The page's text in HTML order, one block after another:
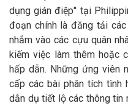
dụng gián điệp" tại
đoạn chính là đăng tải
nhắm vào các cựu quân
kiếm việc làm thêm hoặc
hấp dẫn. Những ứng viên
cấp các bài phân tích tình
dẫn dụ tiết lộ các thông tin